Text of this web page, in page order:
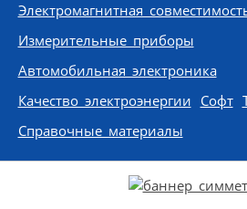
Электромагнитная
Измерительные приборы
Автомобильная электроника
Качество электроэнергии Софт
Справочные материалы